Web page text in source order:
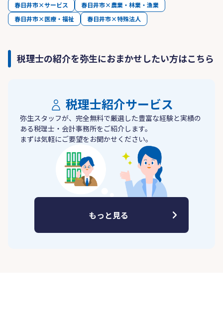
春日井市×サービス
春日井市×農業・林業・漁業
春日井市×医療・福祉
春日井市×特殊法人
税理士の紹介を弥生におまかせしたい方はこちら
税理士紹介サービス
弥生スタッフが、完全無料で厳選した豊富な経験と実績の
ある税理士・会計事務所をご紹介します。
まずは気軽にご要望をお聞かせください。
もっと見る